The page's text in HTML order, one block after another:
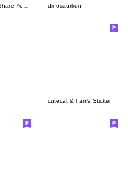
dinosaurkun
cutecat & ham9 Sticker